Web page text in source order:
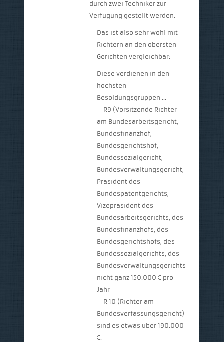
durch zwei Techniker zur
Verfügung gestellt werden.
Das ist also sehr wohl mit
Richtern an den obersten
Gerichten vergleichbar:
Diese verdienen in den
höchsten
Besoldungsgruppen …
– R9 (Vorsitzende Richter
am Bundesarbeitsgericht,
Bundesfinanzhof,
Bundesgerichtshof,
Bundessozialgericht,
Bundesverwaltungsgericht;
Präsident des
Bundespatentgerichts,
Vizepräsident des
Bundesarbeitsgerichts, des
Bundesfinanzhofs, des
Bundesgerichtshofs, des
Bundessozialgerichts, des
Bundesverwaltungsgerichts)
nicht ganz 150.000 € pro
Jahr
– R 10 (Richter am
Bundesverfassungsgericht)
sind es etwas über 190.000
€.